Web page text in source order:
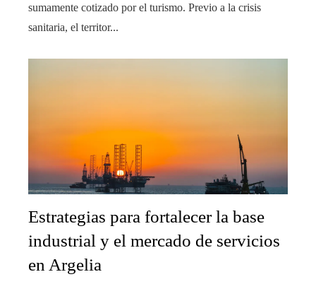
sumamente cotizado por el turismo. Previo a la crisis
sanitaria, el territor...
Estrategias para fortalecer la base
industrial y el mercado de servicios
en Argelia